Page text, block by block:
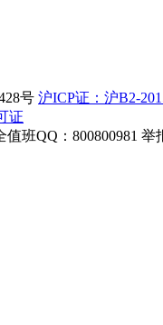
号 沪ICP证：沪B2-
证
值班QQ：800800981 举